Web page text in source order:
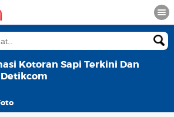
Kotoran Sapi Terkini Dan